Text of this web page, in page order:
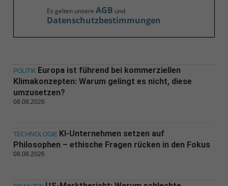
Es gelten unsere AGB und
Datenschutzbestimmungen
POLITIK Europa ist führend bei kommerziellen
Klimakonzepten: Warum gelingt es nicht, diese
umzusetzen?
08.08.2026
TECHNOLOGIE KI-Unternehmen setzen auf
Philosophen – ethische Fragen rücken in den Fokus
08.08.2026